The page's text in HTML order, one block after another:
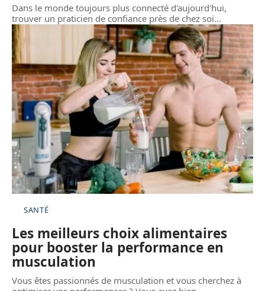
Dans le monde toujours plus connecté d'aujourd'hui,
trouver un praticien de confiance près de chez soi…
SANTÉ
Les meilleurs choix alimentaires
pour booster la performance en
musculation
Vous êtes passionnés de musculation et vous cherchez à